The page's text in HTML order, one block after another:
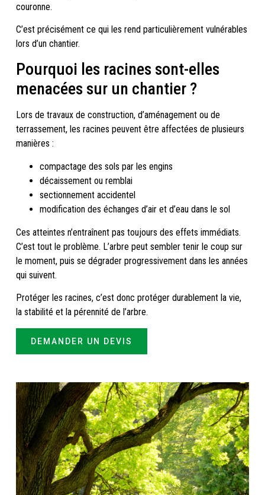
couronne.
C’est précisément ce qui les rend particulièrement vulnérables
lors d’un chantier.
Pourquoi les racines sont-elles
menacées sur un chantier ?
Lors de travaux de construction, d’aménagement ou de
terrassement, les racines peuvent être affectées de plusieurs
manières :
compactage des sols par les engins
décaissement ou remblai
sectionnement accidentel
modification des échanges d’air et d’eau dans le sol
Ces atteintes n’entraînent pas toujours des effets immédiats.
C’est tout le problème. L’arbre peut sembler tenir le coup sur
le moment, puis se dégrader progressivement dans les années
qui suivent.
Protéger les racines, c’est donc protéger durablement la vie,
la stabilité et la pérennité de l’arbre.
DEMANDER UN DEVIS